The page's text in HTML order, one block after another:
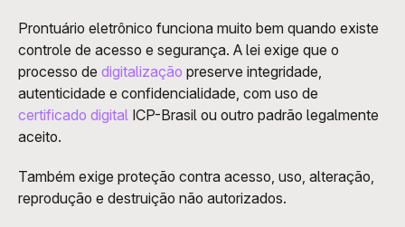
Prontuário eletrônico funciona muito bem quando existe
controle de acesso e segurança. A lei exige que o
processo de digitalização preserve integridade,
certificado digital ICP-Brasil ou outro padrão legalmente
aceito.
Também exige proteção contra acesso, uso, alteração,
reprodução e destruição não autorizados.